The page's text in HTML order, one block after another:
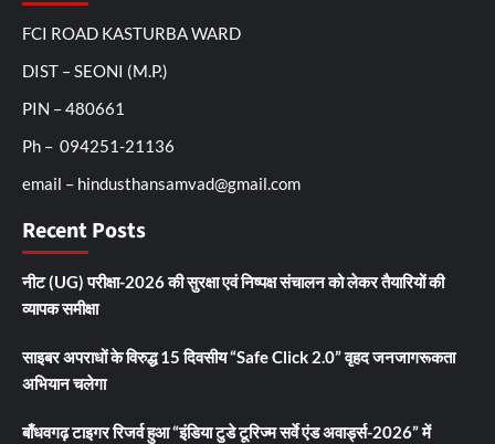
FCI ROAD KASTURBA WARD
DIST – SEONI (M.P.)
PIN – 480661
Ph – 094251-21136
email – hindusthansamvad@gmail.com
Recent Posts
नीट (UG) परीक्षा-2026 की सुरक्षा एवं निष्पक्ष संचालन को लेकर तैयारियों की
व्यापक समीक्षा
साइबर अपराधों के विरुद्ध 15 दिवसीय “Safe Click 2.0” वृहद जनजागरूकता
अभियान चलेगा
बाँधवगढ़ टाइगर रिजर्व हुआ “इंडिया टुडे टूरिज्म सर्वे एंड अवार्ड्स-2026” में